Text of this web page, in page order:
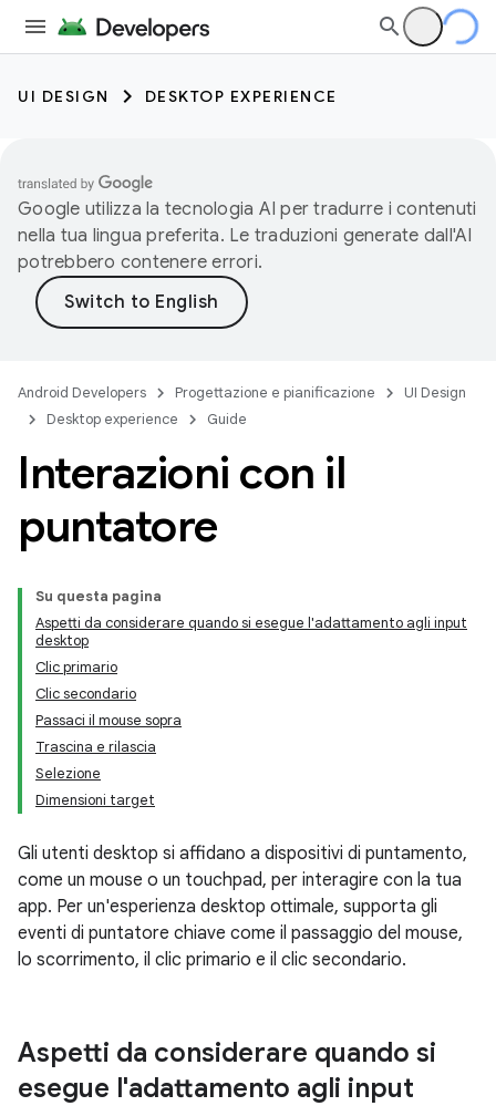
UI DESIGN DESKTOP EXPERIENCE
Google utilizza la tecnologia AI per tradurre i contenuti
nella tua lingua preferita. Le traduzioni generate dall'AI
potrebbero contenere errori.
Android Developers Progettazione e pianificazione
UI Design
Desktop experience
Guide
Interazioni con il
puntatore
Su questa pagina
Aspetti da considerare quando si esegue l'adattamento agli input
desktop
Clic primario
Clic secondario
Passaci il mouse sopra
Trascina e rilascia
Selezione
Dimensioni target
Gli utenti desktop si affidano a dispositivi di puntamento,
come un mouse o un touchpad, per interagire con la tua
app. Per un'esperienza desktop ottimale, supporta gli
eventi di puntatore chiave come il passaggio del mouse,
lo scorrimento, il clic primario e il clic secondario.
Aspetti da considerare quando si
esegue l'adattamento agli input